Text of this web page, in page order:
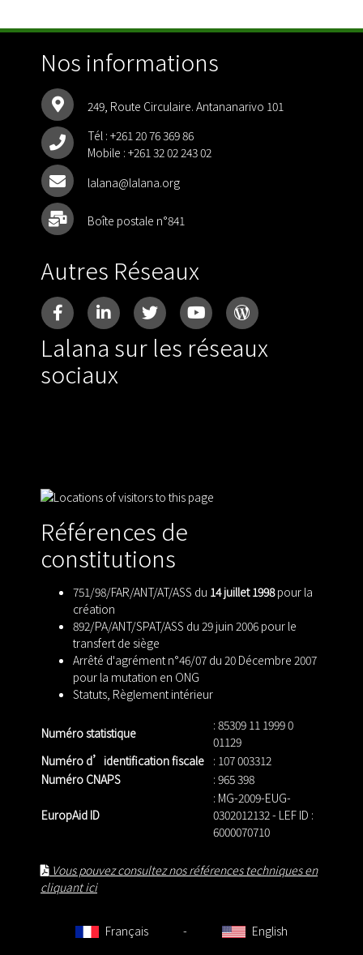
Nos informations
249, Route Circulaire. Antananarivo 101
Tél : +261 20 76 369 86
Mobile : +261 32 02 243 02
lalana@lalana.org
Boîte postale n°841
Autres Réseaux
Lalana sur les réseaux
sociaux
Références de
constitutions
751/98/FAR/ANT/AT/ASS du 14 juillet 1998pour la
création
892/PA/ANT/SPAT/ASS du 29 juin 2006 pour le
transfert de siège
Arrêté d'agrément n°46/07 du 20 Décembre 2007
pour la mutation en ONG
Statuts Règlement intérieur
Numéro statistique
: 85309 11 1999 0
01129
Numéro d’identification fiscale : 107 003312
Numéro CNAPS
: 965 398
EuropAid ID
: MG-2009-EUG-
0302012132 - LEF ID :
6000070710
Vous pouvez consultez nos références techniques en
cliquant ici
Français - English